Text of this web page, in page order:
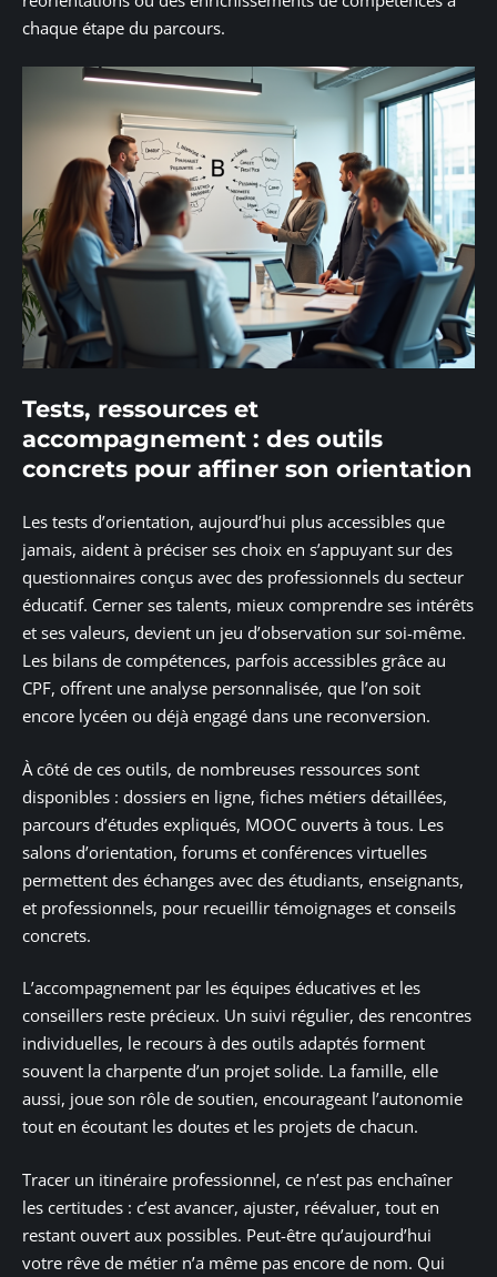
chaque étape du parcours.
Tests, ressources et
accompagnement : des outils
concrets pour affiner son orientation
Les tests d’orientation, aujourd’hui plus accessibles que
jamais, aident à préciser ses choix en s’appuyant sur des
questionnaires conçus avec des professionnels du secteur
éducatif. Cerner ses talents, mieux comprendre ses intérêts
et ses valeurs, devient un jeu d’observation sur soi-même.
Les bilans de compétences, parfois accessibles grâce au
CPF, offrent une analyse personnalisée, que l’on soit
encore lycéen ou déjà engagé dans une reconversion.
À côté de ces outils, de nombreuses ressources sont
disponibles : dossiers en ligne, fiches métiers détaillées,
parcours d’études expliqués, MOOC ouverts à tous. Les
salons d’orientation, forums et conférences virtuelles
permettent des échanges avec des étudiants, enseignants,
et professionnels, pour recueillir témoignages et conseils
concrets.
L’accompagnement par les équipes éducatives et les
conseillers reste précieux. Un suivi régulier, des rencontres
individuelles, le recours à des outils adaptés forment
souvent la charpente d’un projet solide. La famille, elle
aussi, joue son rôle de soutien, encourageant l’autonomie
tout en écoutant les doutes et les projets de chacun.
Tracer un itinéraire professionnel, ce n’est pas enchaîner
les certitudes : c’est avancer, ajuster, réévaluer, tout en
restant ouvert aux possibles. Peut-être qu’aujourd’hui
votre rêve de métier n’a même pas encore de nom. Qui